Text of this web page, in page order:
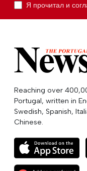
Я прочитал и
Reaching over
Portugal, written in
Swedish, Spanish,
Chinese.